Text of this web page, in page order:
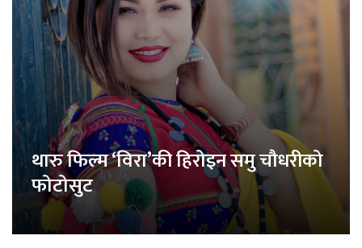
थारु फिल्म ‘विरा’की हिरोइन समु चौधरीको
फोटोसुट